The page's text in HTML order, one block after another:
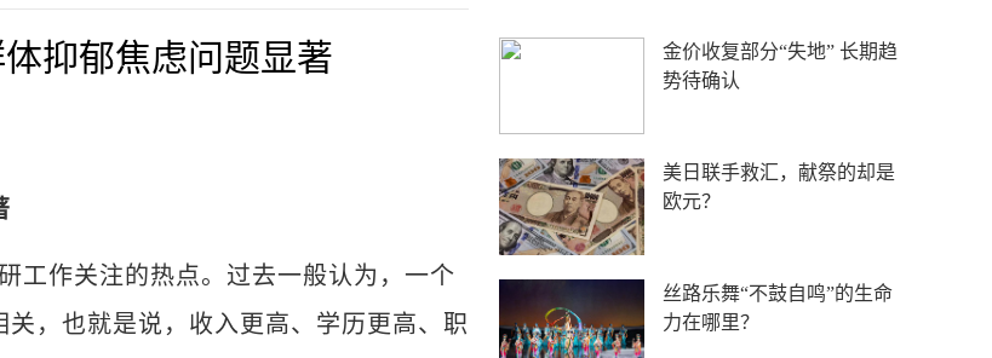
抑郁焦虑问题显著
作关注的热点。过去一般认为，一个
，也就是说，收入更高、学历更高、职
西藏寄宿制是托举高原少年
的光，不是西方脑补的“牢
中新网评：AI不能成为企业
低俗营销的“背锅侠”
导弹库存见底，美军急于研
发射程1800公里巨炮